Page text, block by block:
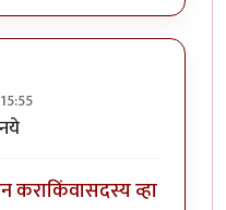
सुस्पष्ट
कराकिंवासदस्य व्हा